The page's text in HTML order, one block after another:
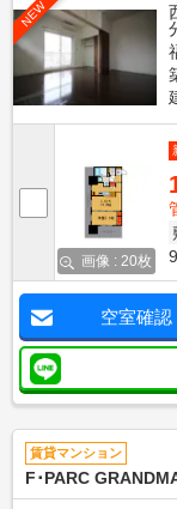
NEW
画像 : 20枚
空室確認
賃貸マンション
F･PARC